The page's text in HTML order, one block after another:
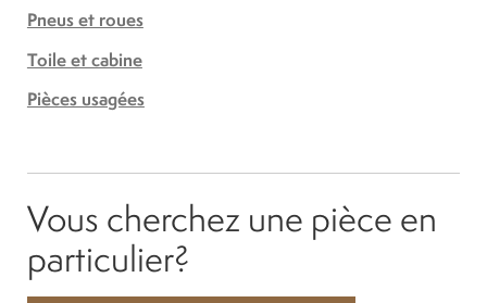
Pneus et roues
Toile et cabine
Pièces usagées
Vous cherchez une pièce en
particulier?